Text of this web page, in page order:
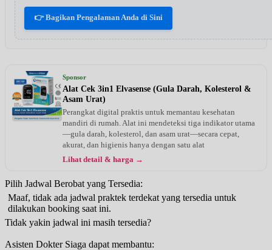
👉 Bagikan Pengalaman Anda di Sini
Sponsor
Alat Cek 3in1 Elvasense (Gula Darah, Kolesterol &
Asam Urat)
Perangkat digital praktis untuk memantau kesehatan
mandiri di rumah. Alat ini mendeteksi tiga indikator utama
—gula darah, kolesterol, dan asam urat—secara cepat,
akurat, dan higienis hanya dengan satu alat
Lihat detail & harga →
Pilih Jadwal Berobat yang Tersedia:
Maaf, tidak ada jadwal praktek terdekat yang tersedia untuk
dilakukan booking saat ini.
Tidak yakin jadwal ini masih tersedia?
Asisten Dokter Siaga dapat membantu: